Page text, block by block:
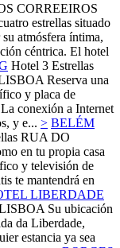
CORREEIROS
estrellas situado
atmósfera íntima,
céntrica. El hotel
Hotel 3 Estrellas
Reserva una
y placa de
conexión a Internet
y e... > BELÉM
RUA DO
en tu propia casa
y televisión de
te mantendrá en
LIBERDADE
Su ubicación
da Liberdade,
estancia ya sea